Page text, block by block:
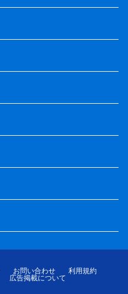
お問い合わせ
利用規約
広告掲載について